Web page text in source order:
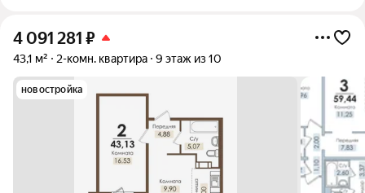
4 091 281 ₽
43,1 м² 2-комн. квартира 9 этаж из 10
новостройка